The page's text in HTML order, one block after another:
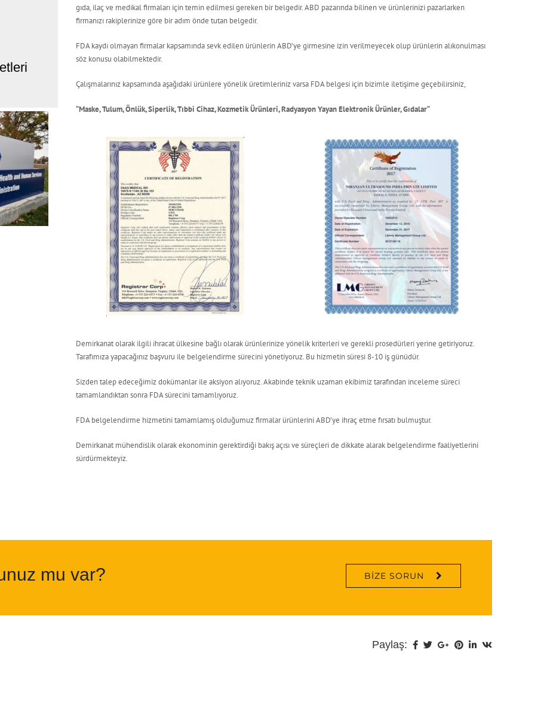
gıda, ilaç ve medikal firmaları için temin edilmesi gereken bir belgedir. ABD pazarında bilinen ve ürünlerinizi pazarlarken
firmanızı rakiplerinize göre bir adım önde tutan belgedir.
FDA kaydı olmayan firmalar kapsamında sevk edilen ürünlerin ABD’ye girmesine izin verilmeyecek olup ürünlerin alıkonulması
söz konusu olabilmektedir.
Çalışmalarınız kapsamında aşağıdaki ürünlere yönelik üretimleriniz varsa FDA belgesi için bizimle iletişime geçebilirsiniz,
“Maske, Tulum, Önlük, Siperlik, Tıbbi Cihaz, Kozmetik Ürünleri, Radyasyon Yayan Elektronik Ürünler, Gıdalar“
Demirkanat olarak ilgili ihracat ülkesine bağlı olarak ürünlerinize yönelik kriterleri ve gerekli prosedürleri yerine getiriyoruz.
Tarafımıza yapacağınız başvuru ile belgelendirme sürecini yönetiyoruz. Bu hizmetin süresi 8-10 iş günüdür.
Sizden talep edeceğimiz dokümanlar ile aksiyon alıyoruz. Akabinde teknik uzaman ekibimiz tarafından inceleme süreci
tamamlandıktan sonra FDA sürecini tamamlıyoruz.
FDA belgelendirme hizmetini tamamlamış olduğumuz firmalar ürünlerini ABD’ye ihraç etme fırsatı bulmuştur.
Demirkanat mühendislik olarak ekonominin gerektirdiği bakış açısı ve süreçleri de dikkate alarak belgelendirme faaliyetlerini
sürdürmekteyiz.
mu var? BIZE SORUN
Paylaş: